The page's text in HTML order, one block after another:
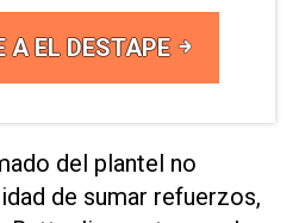
A EL DESTAPE
del plantel no
de sumar refuerzos,